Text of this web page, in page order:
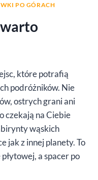
PO GÓRACH
warto
które potrafią
podróżników. Nie
ostrych grani ani
czekają na Ciebie
wąskich
jak z innej planety. To
a spacer po